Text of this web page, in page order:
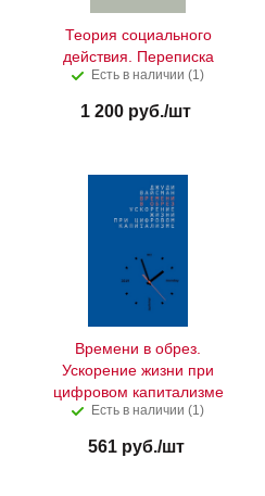
Теория социального
действия. Переписка
Есть в наличии (1)
1 200 руб./шт
Времени в обрез.
Ускорение жизни при
цифровом капитализме
Есть в наличии (1)
561руб./шт